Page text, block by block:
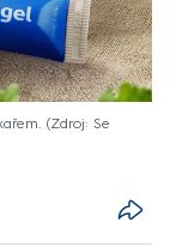
Zdroj: Se